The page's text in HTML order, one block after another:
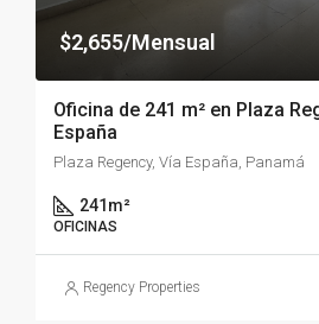
$2,655/Mensual
Oficina de 241 m² en Plaza
España
Plaza Regency, Vía España, Panamá
241 m²
OFICINAS
Regency Properties